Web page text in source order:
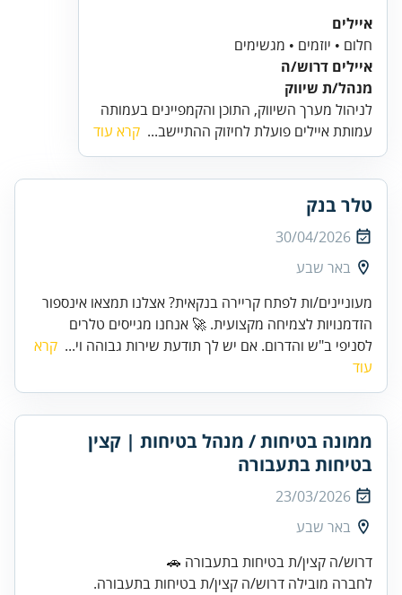
איילים
חלום • יוזמים • מגשימים
איילים דרוש/ה
מנהל/ת שיווק
לניהול מערך השיווק, התוכן והקמפיינים בעמותה
עמותת איילים פועלת לחיזוק ההתיישב... קרא עוד
טלר בנק
30/04/2026
באר שבע
מעוניינים/ות לפתח קריירה בנקאית? אצלנו תמצאו אינספור
הזדמנויות לצמיחה מקצועית. 🚀 אנחנו מגייסים טלרים
לסניפי ב"ש והדרום. אם יש לך תודעת שירות גבוהה וי... קרא
עוד
ממונה בטיחות / מנהל בטיחות | קצין
בטיחות בתעבורה
23/03/2026
באר שבע